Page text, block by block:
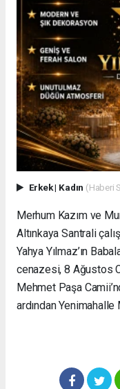
Erkek| Kadın (Haberi
Merhum Kazım ve
Altınkaya Santrali
Yahya Yılmaz’ın
cenazesi, 8 Ağustos
Mehmet Paşa
ardından Yenimahalle